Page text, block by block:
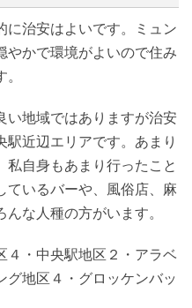
に治安はよいです。ミュン
やかで環境がよいので住み
い地域ではありますが治安
近辺エリアです。あまり
自身もあまり行ったこと
ているバーや、風俗店、麻
な人種の方がいます。
４・中央駅地区２・アラベ
グ地区４・グロッケンバッ